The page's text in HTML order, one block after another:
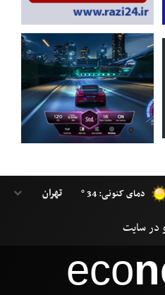
دمای کنونی: 34 °
eco